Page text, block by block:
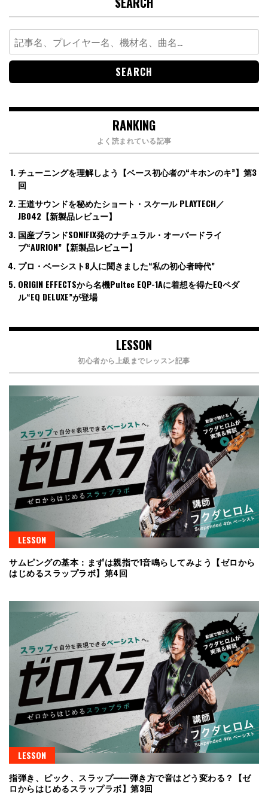
Search
for:
RANKING
よく読まれている記事
チューニングを理解しよう【ベース初心者の“キホンのキ”】第3
回
王道サウンドを秘めたショート・スケール PLAYTECH／
JB042【新製品レビュー】
国産ブランドSONIFIX発のナチュラル・オーバードライ
ブ“AURION”【新製品レビュー】
プロ・ベーシスト8人に聞きました“私の初心者時代”
ORIGIN EFFECTSから名機Pultec EQP-1Aに着想を得たEQペダ
ル“EQ DELUXE”が登場
LESSON
初心者から上級までレッスン記事
LESSON
サムピングの基本：まずは親指で1音鳴らしてみよう【ゼロから
はじめるスラップラボ】第4回
LESSON
指弾き、ピック、スラップ⸺弾き方で音はどう変わる？【ゼ
ロからはじめるスラップラボ】第3回